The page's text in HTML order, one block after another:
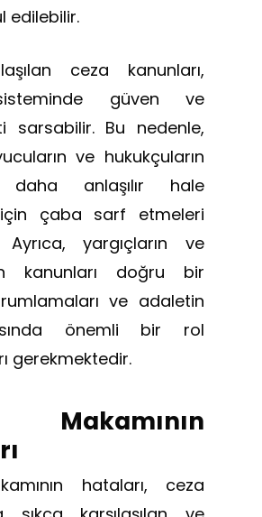
edilebilir.
ceza kanunları,
güven ve
sarsabilir. Bu nedenle,
ve hukukçuların
daha anlaşılır hale
çaba sarf etmeleri
Ayrıca, yargıçların ve
kanunları doğru bir
ve adaletin
önemli bir rol
gerekmektedir.
hataları, ceza